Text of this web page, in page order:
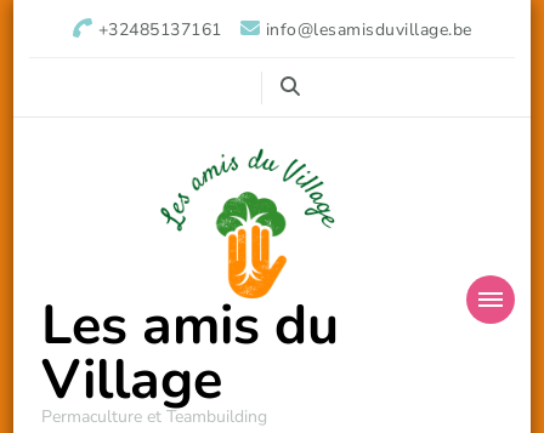
+32485137161 info@lesamisduvillage.be
Les amis du
Village
Permaculture et Teambuilding